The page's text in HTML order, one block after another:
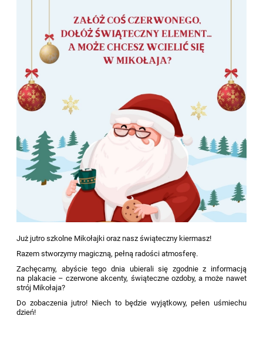
Już jutro szkolne Mikołajki oraz nasz świąteczny kiermasz!
Razem stworzymy magiczną, pełną radości atmosferę.
Zachęcamy, abyście tego dnia ubierali się zgodnie z informacją
na plakacie – czerwone akcenty, świąteczne ozdoby, a może nawet
strój Mikołaja?
Do zobaczenia jutro! Niech to będzie wyjątkowy, pełen uśmiechu
dzień!